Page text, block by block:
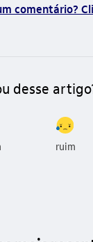
comentário?
desse
ruim